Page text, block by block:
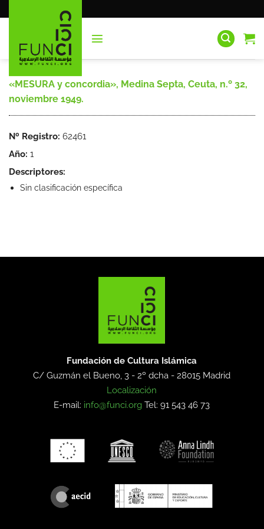
al
«MESURA y concordia», Medina Septa, Ceuta, n.º 32,
noviembre 1949.
Nº Registro: 62461
Año: 1
Descriptores:
Sin clasificación específica
Fundación de Cultura Islámica
C/ Guzmán el Bueno, 3 - 2º dcha -28015 Madrid
Localización
E-mail: info@funci.org Tel: 91 543 46 73